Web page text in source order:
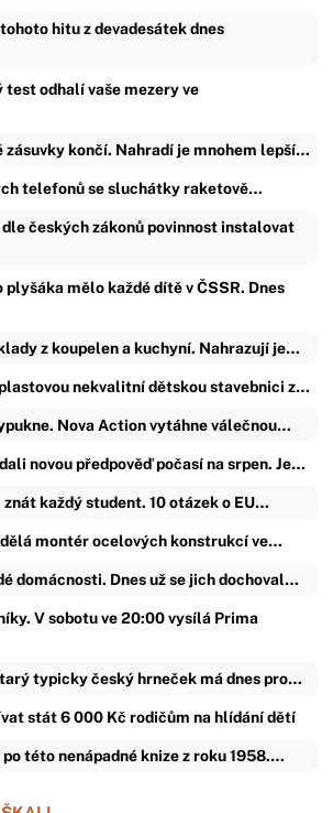
hitu z devadesátek dnes
test odhalí vaše mezery ve
končí. Nahradí je mnohem lepší…
telefonů se sluchátky raketově…
českých zákonů povinnost instalovat
plyšáka mělo každé dítě v ČSSR. Dnes
z koupelen a kuchyní. Nahrazují je…
nekvalitní dětskou stavebnici z…
Nova Action vytáhne válečnou…
novou předpověď počasí na srpen. Je…
znát každý student. 10 otázek o EU…
montér ocelových konstrukcí ve…
domácnosti. Dnes už se jich dochoval…
V sobotu ve 20:00 vysílá Prima
typicky český hrneček má dnes pro…
stát 6 000 Kč rodičům na hlídání dětí
této nenápadné knize z roku 1958.…